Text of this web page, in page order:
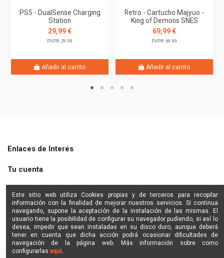
PS5 - DualSense Charging
Station
29,99 €
PVPR: 29.99
Añadir al carrito
Retro - Cartucho Majyuo -
King of Demons SNES
69,99 €
PVPR: 69.99
Añadir al carrito
Enlaces de Interés
Tu cuenta
Contactanos
Este sitio web utiliza Cookies propias y de terceros para recopilar
información con la finalidad de mejorar nuestros servicios. Si continua
navegando, supone la aceptación de la instalación de las mismas. El
usuario tiene la posibilidad de configurar su navegador pudiendo, si así lo
desea, impedir que sean instaladas en su disco duro, aunque deberá
tener en cuenta que dicha acción podrá ocasionar dificultades de
navegación de la página web. Más información sobre como
configurarlas aquí.